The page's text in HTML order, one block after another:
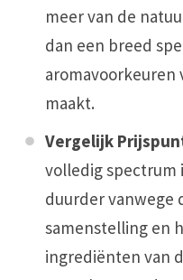
meer van de
dan een breed
aromavoorkeuren
maakt.
Vergelijk
volledig spectrum
duurder vanwege
samenstelling en
ingrediënten van